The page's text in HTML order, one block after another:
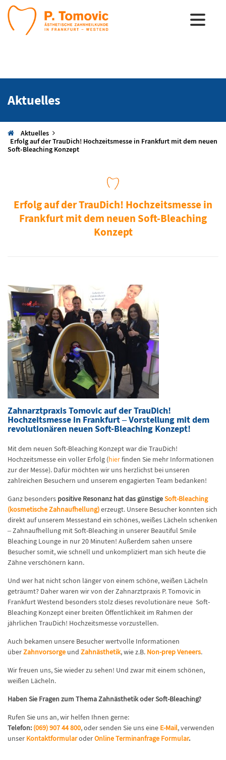
Aktuelles
Aktuelles
Erfolg auf der TrauDich! Hochzeitsmesse in Frankfurt mit dem neuen
Soft-Bleaching Konzept
Erfolg auf der TrauDich! Hochzeitsmesse in
Frankfurt mit dem neuen Soft-Bleaching
Konzept
Zahnarztpraxis Tomovic auf der TrauDich!
Hochzeitsmesse in Frankfurt – Vorstellung mit dem
revolutionären neuen Soft-Bleaching Konzept!
Mit dem neuen Soft-Bleaching Konzept war die TrauDich!
Hochzeitsmesse ein voller Erfolg (hierfinden Sie mehr Informationen
zur der Messe). Dafür möchten wir uns herzlichst bei unseren
zahlreichen Besuchern und unserem engagierten Team bedanken!
Ganz besonders positive Resonanz hat das günstigeSoft-Bleaching
(kosmetische Zahnaufhellung)erzeugt. Unsere Besucher konnten sich
direkt auf unserem Messestand ein schönes, weißes Lächeln schenken
– Zahnaufhellung mit Soft-Bleaching in unserer Beautiful Smile
Bleaching Lounge in nur 20 Minuten! Außerdem sahen unsere
Besucher somit, wie schnell und unkompliziert man sich heute die
Zähne verschönern kann.
Und wer hat nicht schon länger von einem schöne, weißen Lächeln
geträumt? Daher waren wir von der Zahnarztpraxis P. Tomovic in
Frankfurt Westend besonders stolz dieses revolutionäre neue Soft-
Bleaching Konzept einer breiten Öffentlichkeit im Rahmen der
jährlichen TrauDich! Hochzeitsmesse vorzustellen.
Auch bekamen unsere Besucher wertvolle Informationen
überZahnvorsorge und Zahnästhetik, wie z.B. Non-prep Veneers.
Wir freuen uns, Sie wieder zu sehen! Und zwar mit einem schönen,
weißen Lächeln.
Haben Sie Fragen zum Thema Zahnästhetik oder Soft-Bleaching?
Rufen Sie uns an, wir helfen Ihnen gerne:
Telefon: (069) 907 44 800, oder senden Sie uns eine E-Mail, verwenden
unser KontaktformularoderOnline Terminanfrage Formular.